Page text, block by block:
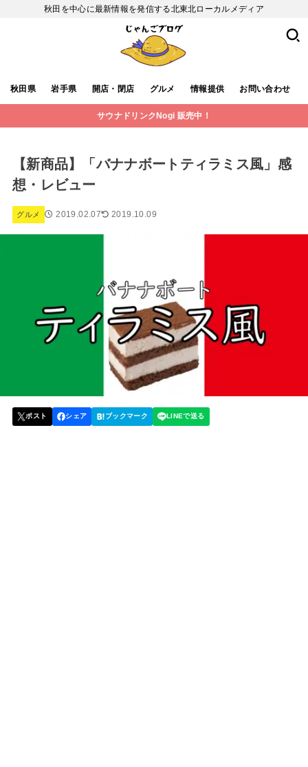
秋田を中心に最新情報を発信する北東北ローカルメディア
秋田県 岩手県 開店・閉店 グルメ 情報提供 お問い合わせ
サウナドリンクNogi 販売中！
【新商品】「バナナボートティラミス風」感
想・レビュー
グルメ 2019.02.07 2019.10.09